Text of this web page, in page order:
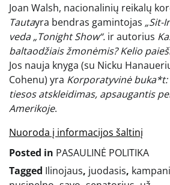
Joan Walsh, nacionalinių reikalų
Tautayra bendras gamintojas „Sit-
veda „Tonight Show“. ir autorius
baltaodžiais žmonėmis? Kelio
Jos nauja knyga (su Nicku
Cohenu) yra Korporatyvinė
tiesos atskleidimas, apsaugantis
Amerikoje.
Nuoroda į informacijos šaltinį
Posted in PASAULINĖ POLITIKA
Tagged Ilinojaus, juodasis,